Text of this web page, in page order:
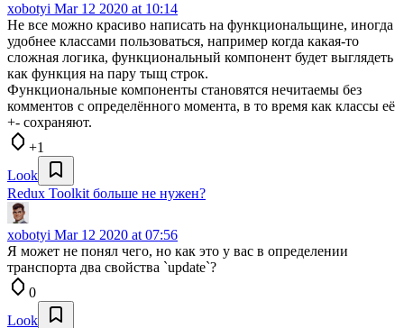
xobotyi Mar 12 2020 at 10:14
Не все можно красиво написать на функциональщине, иногда
удобнее классами пользоваться, например когда какая-то
сложная логика, функциональный компонент будет выглядеть
как функция на пару тыщ строк.
Функциональные компоненты становятся нечитаемы без
комментов с определённого момента, в то время как классы её
+- сохраняют.
+1
Look
Redux Toolkit больше не нужен?
xobotyi Mar 12 2020 at 07:56
Я может не понял чего, но как это у вас в определении
транспорта два свойства `update`?
0
Look